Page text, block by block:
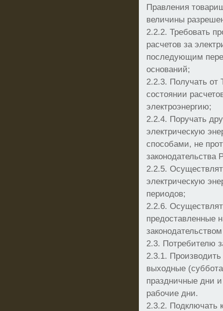
Правления
величины
2.2.2. Требовать
расчетов за
последующим
оснований;
2.2.3. Получать от
состоянии
электроэнергию;
2.2.4. Поручать
электрическую
способами, не
2.2.5.
электрическую
периодов;
2.2.6.
предоставленные
2.3. Потребителю
2.3.1.
выходные
праздничные дни
рабочие дни.
2.3.2. Подключать